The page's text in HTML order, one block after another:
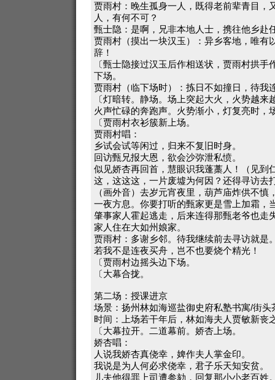
贾雨村：晚生孤身一人，既得老前辈青目，
人，有何不可？
甄士隐：是啊，兄非本地人士，携往他乡赴
贾雨村（摸出一块汉玉）：异乡客地，唯有
辞！
〔甄士隐接过汉玉后作相送状，贾雨村拱
下场。
贾雨村（临下场时）：拣日不如撞日，待我
〔灯暗转。静场。场上突起大火，火势越
火声忙碌的奔跑声。火势渐小，灯复亮时，
〔贾雨村衣衫簇新上场。
贾雨村唱：
乡试会试等闲过，归来不复旧时身。
回访甄兄报大恩，欲会沙弥泄私愤。
似见娇杏再回首，慧眼识我蓬藁人！（见到
这，这这这，一片废墟为何因？还得寻访去
（画外音）去岁元宵夜里，葫芦庙炸供不
一夜方息。你要打听的甄家更是雪上加霜，
肇事家人霍起逃走，后来连得那甄老爷也走
家人住在大如州娘家。
贾雨村：多谢乡邻。待我继续前去寻访就是
若我不是连夜买舟，岂不也要烧个精光！
〔贾雨村边摇头边下场。
〔大幕合拢。
第二场：授课进京
场景：扬州林如海巡盐御史府私塾书寓/街头
时间：上场若干年后，林如海夫人贾敏新丧
〔大幕拉开。二道幕前。娇杏上场。
娇杏唱：
人说我娇杏真侥幸，婢作夫人掌金印。
我说是为人何必求侥幸，君子乐天知安贫。
儿夫他得罪上司遭参劾，回复那小小老百姓